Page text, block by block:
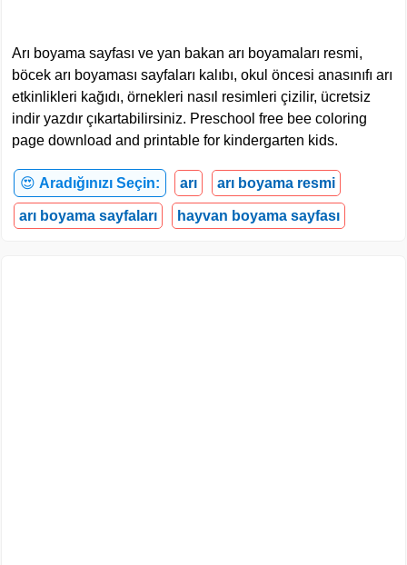
Arı boyama sayfası ve yan bakan arı boyamaları resmi,
böcek arı boyaması sayfaları kalıbı, okul öncesi anasınıfı arı
etkinlikleri kağıdı, örnekleri nasıl resimleri çizilir, ücretsiz
indir yazdır çıkartabilirsiniz. Preschool free bee coloring
page download and printable for kindergarten kids.
😍 Aradığınızı Seçin: arı arı boyama resmi
arı boyama sayfaları hayvan boyama sayfası